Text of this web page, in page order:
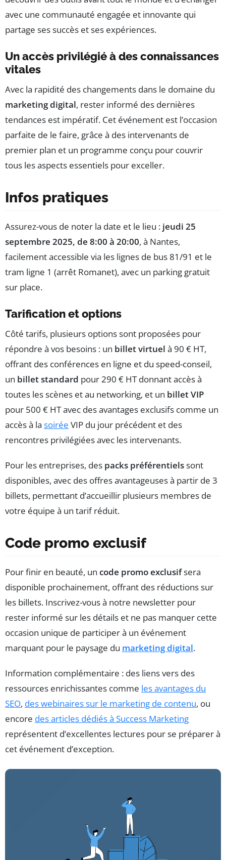
avec une communauté engagée et innovante qui
partage ses succès et ses expériences.
Un accès privilégié à des connaissances
vitales
Avec la rapidité des changements dans le domaine du
marketing digital, rester informé des dernières
tendances est impératif. Cet événement est l’occasion
parfaite de le faire, grâce à des intervenants de
premier plan et un programme conçu pour couvrir
tous les aspects essentiels pour exceller.
Infos pratiques
Assurez-vous de noter la date et le lieu : jeudi 25
septembre 2025, de 8:00 à 20:00, à Nantes,
facilement accessible via les lignes de bus 81/91 et le
tram ligne 1 (arrêt Romanet), avec un parking gratuit
sur place.
Tarification et options
Côté tarifs, plusieurs options sont proposées pour
répondre à vos besoins : un billet virtuel à 90 € HT,
offrant des conférences en ligne et du speed-conseil,
un billet standard pour 290 € HT donnant accès à
toutes les scènes et au networking, et un billet VIP
pour 500 € HT avec des avantages exclusifs comme un
accès à la soirée VIP du jour précédent et des
rencontres privilégiées avec les intervenants.
Pour les entreprises, des packs préférentielssont
disponibles, avec des offres avantageuses à partir de 3
billets, permettant d’accueillir plusieurs membres de
votre équipe à un tarif réduit.
Code promo exclusif
Pour finir en beauté, un code promo exclusifsera
disponible prochainement, offrant des réductions sur
les billets. Inscrivez-vous à notre newsletter pour
rester informé sur les détails et ne pas manquer cette
occasion unique de participer à un événement
marquant pour le paysage du marketing digital.
Information complémentaire : des liens vers des
ressources enrichissantes comme les avantages du
SEO, des webinaires sur le marketing de contenu, ou
encore des articles dédiés à Success Marketing
représentent d’excellentes lectures pour se préparer à
cet événement d’exception.